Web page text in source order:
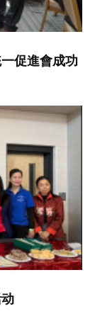
促進會成功